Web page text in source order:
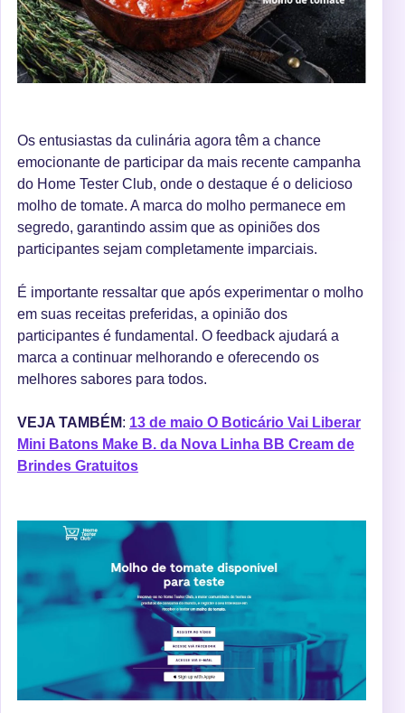
Os entusiastas da culinária agora têm a chance
emocionante de participar da mais recente campanha
do Home Tester Club, onde o destaque é o delicioso
molho de tomate. A marca do molho permanece em
segredo, garantindo assim que as opiniões dos
participantes sejam completamente imparciais.
É importante ressaltar que após experimentar o molho
em suas receitas preferidas, a opinião dos
participantes é fundamental. O feedback ajudará a
marca a continuar melhorando e oferecendo os
melhores sabores para todos.
VEJA TAMBÉM: 13 de maio O Boticário Vai Liberar
Mini Batons Make B. da Nova Linha BB Cream de
Brindes Gratuitos